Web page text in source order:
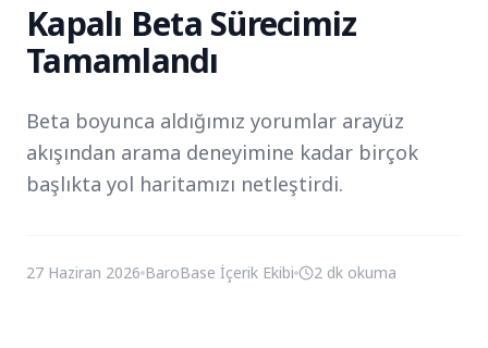
Kapalı Beta Sürecimiz
Tamamlandı
Beta boyunca aldığımız yorumlar arayüz
akışından arama deneyimine kadar birçok
başlıkta yol haritamızı netleştirdi.
27 Haziran 2026 BaroBase İçerik Ekibi 2 dk okuma